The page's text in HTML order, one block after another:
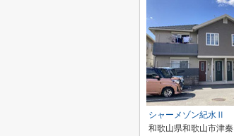
シャーメゾン紀水Ⅱ
和歌山県和歌山市津秦